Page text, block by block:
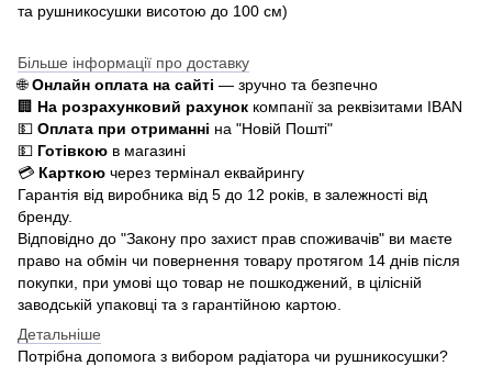
та рушникосушки висотою до 100 см)
Більше інформації про доставку
🌐Онлайн оплата на сайті — зручно та безпечно
🏢 На розрахунковий рахунок компанії за реквізитами IBAN
💵 Оплата при отриманні на "Новій Пошті"
💵 Готівкою в магазині
💳 Карткою через термінал еквайрингу
Гарантія від виробника від 5 до 12 років, в залежності від
бренду.
Відповідно до "Закону про захист прав споживачів" ви маєте
право на обмін чи повернення товару протягом 14 днів після
покупки, при умові що товар не пошкоджений, в цілісній
заводській упаковці та з гарантійною картою.
Детальніше
Потрібна допомога з вибором радіатора чи рушникосушки?